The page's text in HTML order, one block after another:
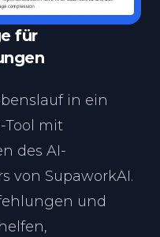
für
in ein
Tool mit
des AI-
von SupaworkAI.
und